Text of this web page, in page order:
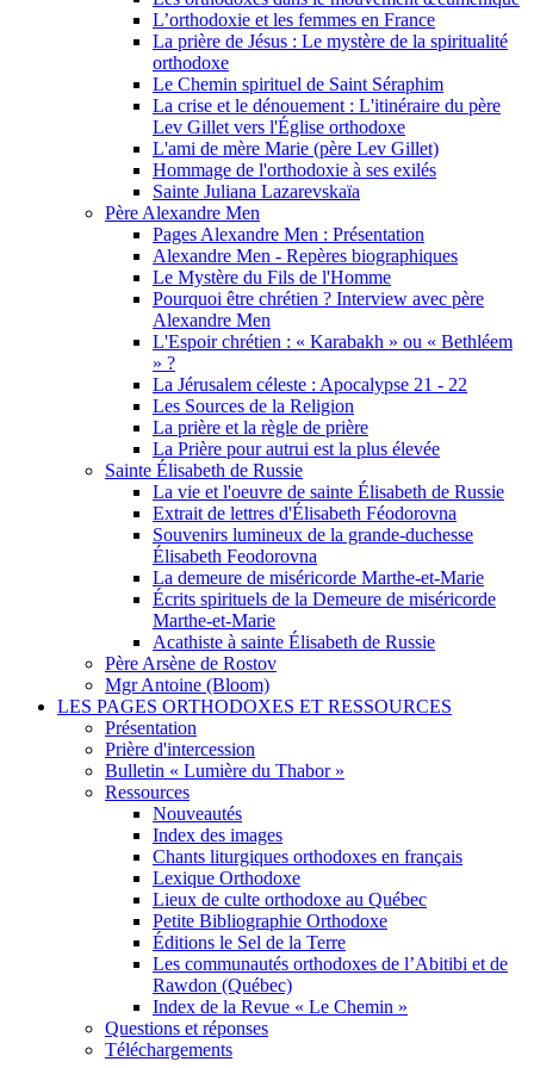
L’orthodoxie et les femmes en France
La prière de Jésus : Le mystère de la spiritualité
orthodoxe
Le Chemin spirituel de Saint Séraphim
La crise et le dénouement : L'itinéraire du père
Lev Gillet vers l'Église orthodoxe
L'ami de mère Marie (père Lev Gillet)
Hommage de l'orthodoxie à ses exilés
Sainte Juliana Lazarevskaïa
Père Alexandre Men
Pages Alexandre Men : Présentation
Alexandre Men - Repères biographiques
Le Mystère du Fils de l'Homme
Pourquoi être chrétien ? Interview avec père
Alexandre Men
L'Espoir chrétien : « Karabakh » ou « Bethléem
» ?
La Jérusalem céleste : Apocalypse 21 - 22
Les Sources de la Religion
La prière et la règle de prière
La Prière pour autrui est la plus élevée
Sainte Élisabeth de Russie
La vie et l'oeuvre de sainte Élisabeth de Russie
Extrait de lettres d'Élisabeth Féodorovna
Souvenirs lumineux de la grande-duchesse
Élisabeth Feodorovna
La demeure de miséricorde Marthe-et-Marie
Écrits spirituels de la Demeure de miséricorde
Marthe-et-Marie
Acathiste à sainte Élisabeth de Russie
Père Arsène de Rostov
Mgr Antoine (Bloom)
LES PAGES ORTHODOXES ET RESSOURCES
Présentation
Prière d'intercession
Bulletin « Lumière du Thabor »
Ressources
Nouveautés
Index des images
Chants liturgiques orthodoxes en français
Lexique Orthodoxe
Lieux de culte orthodoxe au Québec
Petite Bibliographie Orthodoxe
Éditions le Sel de la Terre
Les communautés orthodoxes de l’Abitibi et de
Rawdon (Québec)
Index de la Revue « Le Chemin »
Questions et réponses
Téléchargements